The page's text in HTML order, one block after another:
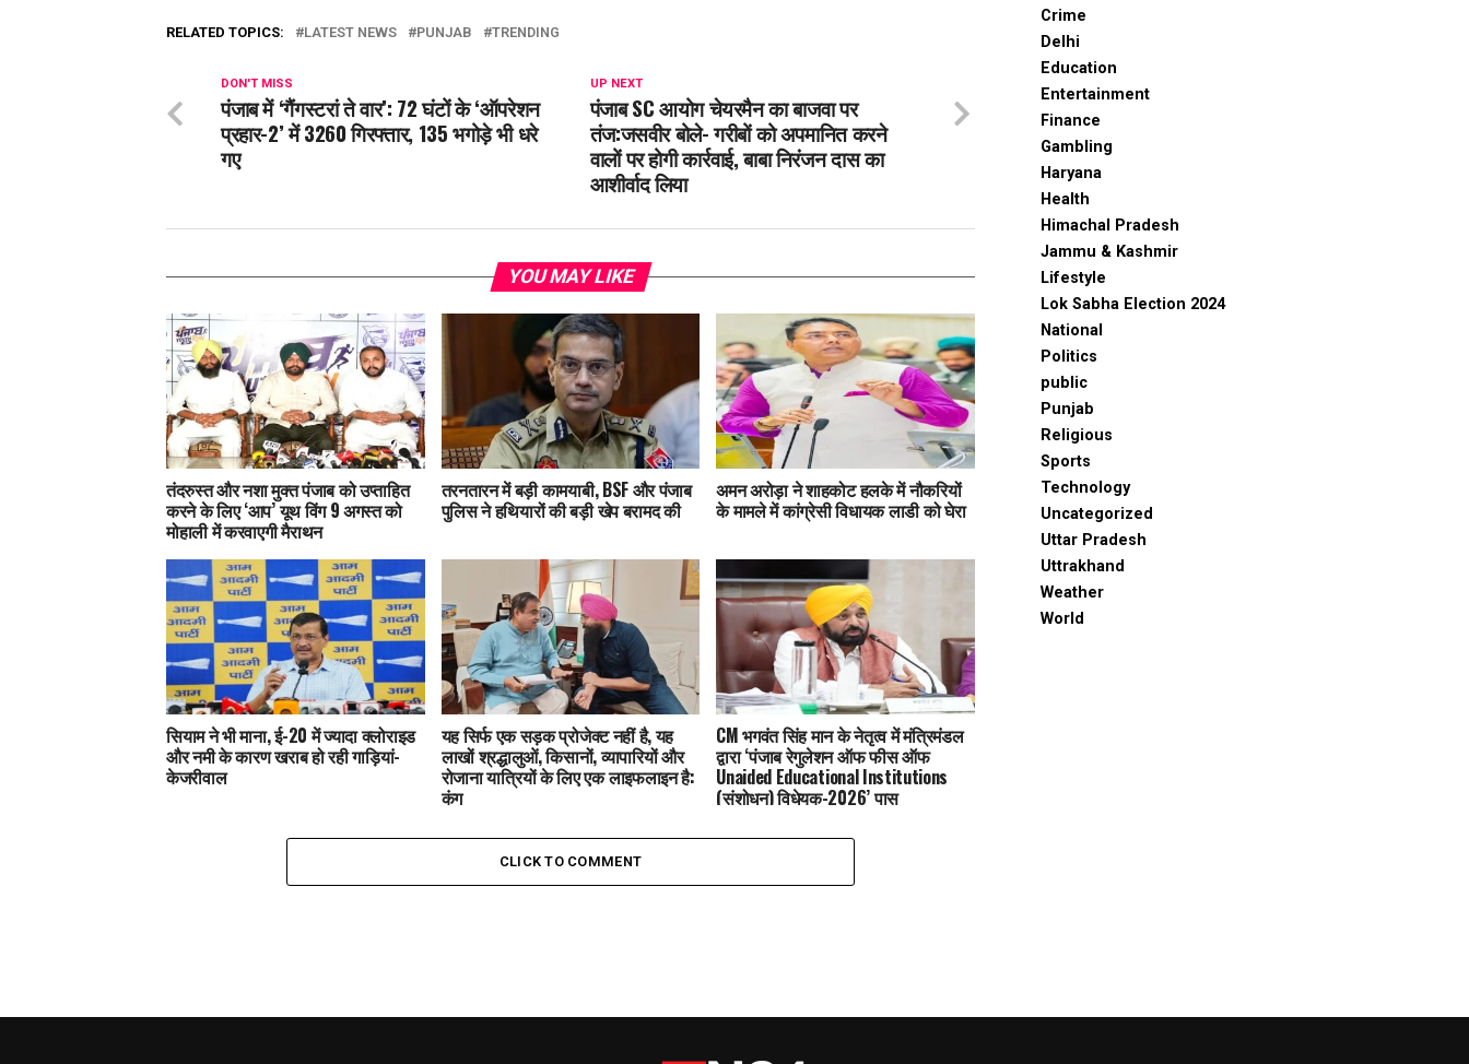
RELATED TOPICS: LATEST NEWS PUNJAB TRENDING
UP NEXT
पंजाब SC आयोग चेयरमैन का बाजवा पर
तंज:जसवीर बोले- गरीबों को अपमानित करने
वालों पर होगी कार्रवाई, बाबा निरंजन दास का
आशीर्वाद लिया
DON'T MISS
पंजाब में ‘गैंगस्टरां ते वार’: 72 घंटों के ‘ऑपरेशन
प्रहार-2’ में 3260 गिरफ्तार, 135 भगोड़े भी धरे
गए
YOU MAY LIKE
तंदरुस्त और नशा मुक्त पंजाब को उप्ताहित
करने के लिए ‘आप’ यूथ विंग 9 अगस्त को
मोहाली में करवाएगी मैराथन
तरनतारन में बड़ी कामयाबी, BSF और पंजाब
पुलिस ने हथियारों की बड़ी खेप बरामद की
अमन अरोड़ा ने शाहकोट हलके में नौकरियों
के मामले में कांग्रेसी विधायक लाडी को घेरा
सियाम ने भी माना, ई-20 में ज्यादा क्लोराइड
और नमी के कारण खराब हो रही गाड़ियां-
केजरीवाल
यह सिर्फ एक सड़क प्रोजेक्ट नहीं है, यह
लाखों श्रद्धालुओं, किसानों, व्यापारियों और
रोजाना यात्रियों के लिए एक लाइफलाइन है:
कंग
CM भगवंत सिंह मान के नेतृत्व में मंत्रिमंडल
द्वारा ‘पंजाब रेगुलेशन ऑफ फीस ऑफ
Unaided Educational Institutions
(संशोधन) विधेयक-2026’ पास
CLICK TO COMMENT
Crime
Delhi
Education
Entertainment
Finance
Gambling
Haryana
Health
Himachal Pradesh
Jammu & Kashmir
Lifestyle
Lok Sabha Election 2024
National
Politics
public
Punjab
Religious
Sports
Technology
Uncategorized
Uttar Pradesh
Uttrakhand
Weather
World